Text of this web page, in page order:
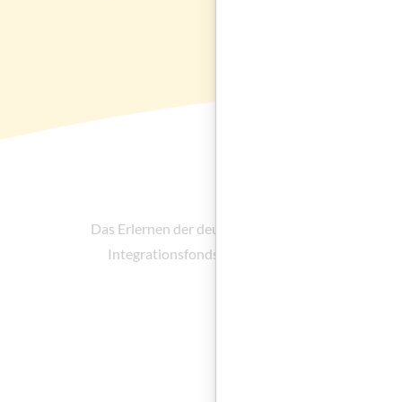
Das Erlernen der deutschen Sprache im
Integrationsfonds (ÖIF) gezielt die frühe